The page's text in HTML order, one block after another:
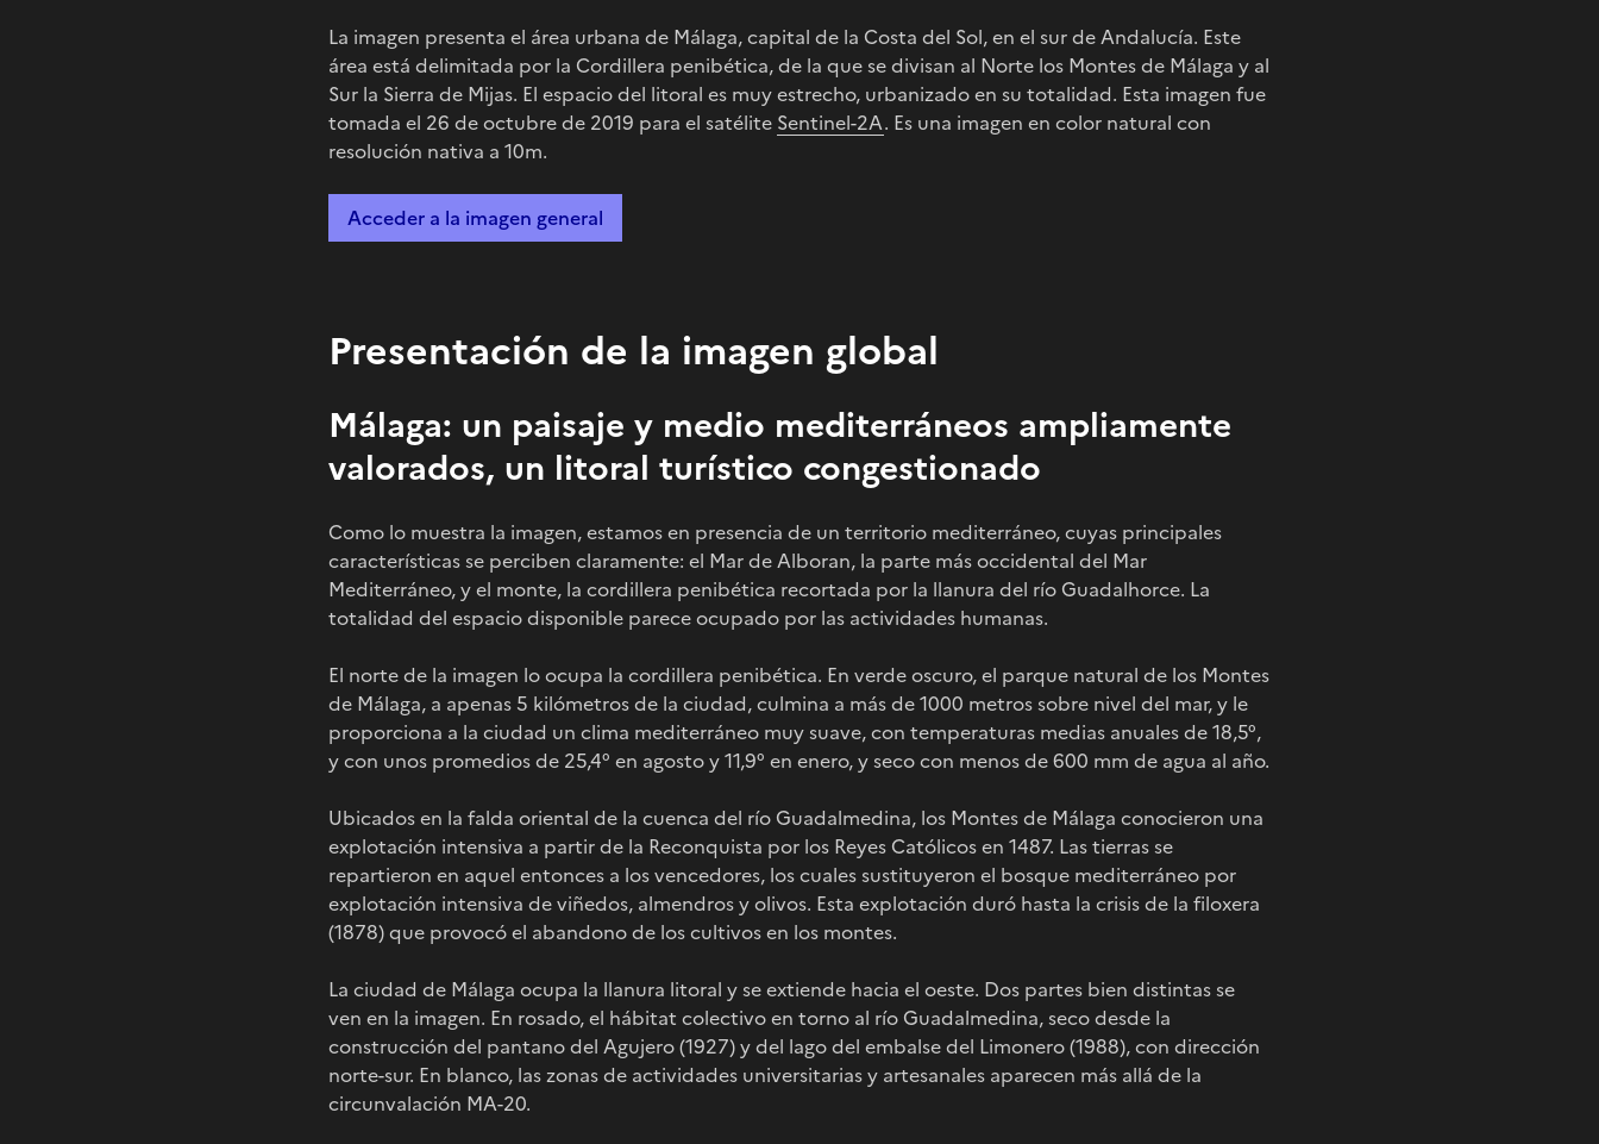
La imagen presenta el área urbana de Málaga, capital de la Costa del Sol, en el sur de Andalucía. Este
área está delimitada por la Cordillera penibética, de la que se divisan al Norte los Montes de Málaga y al
Sur la Sierra de Mijas. El espacio del litoral es muy estrecho, urbanizado en su totalidad. Esta imagen fue
tomada el 26 de octubre de 2019 para el satélite Sentinel-2A. Es una imagen en color natural con
resolución nativa a 10m.
Acceder a la imagen general
Presentación de la imagen global
Málaga: un paisaje y medio mediterráneos ampliamente
valorados, un litoral turístico congestionado
Como lo muestra la imagen, estamos en presencia de un territorio mediterráneo, cuyas principales
características se perciben claramente: el Mar de Alboran, la parte más occidental del Mar
Mediterráneo, y el monte, la cordillera penibética recortada por la llanura del río Guadalhorce. La
totalidad del espacio disponible parece ocupado por las actividades humanas.
El norte de la imagen lo ocupa la cordillera penibética. En verde oscuro, el parque natural de los Montes
de Málaga, a apenas 5 kilómetros de la ciudad, culmina a más de 1000 metros sobre nivel del mar, y le
proporciona a la ciudad un clima mediterráneo muy suave, con temperaturas medias anuales de 18,5°,
y con unos promedios de 25,4° en agosto y 11,9° en enero, y seco con menos de 600 mm de agua al año.
Ubicados en la falda oriental de la cuenca del río Guadalmedina, los Montes de Málaga conocieron una
explotación intensiva a partir de la Reconquista por los Reyes Católicos en 1487. Las tierras se
repartieron en aquel entonces a los vencedores, los cuales sustituyeron el bosque mediterráneo por
explotación intensiva de viñedos, almendros y olivos. Esta explotación duró hasta la crisis de la filoxera
(1878) que provocó el abandono de los cultivos en los montes.
La ciudad de Málaga ocupa la llanura litoral y se extiende hacia el oeste. Dos partes bien distintas se
ven en la imagen. En rosado, el hábitat colectivo en torno al río Guadalmedina, seco desde la
construcción del pantano del Agujero (1927) y del lago del embalse del Limonero (1988), con dirección
norte-sur. En blanco, las zonas de actividades universitarias y artesanales aparecen más allá de la
circunvalación MA-20.